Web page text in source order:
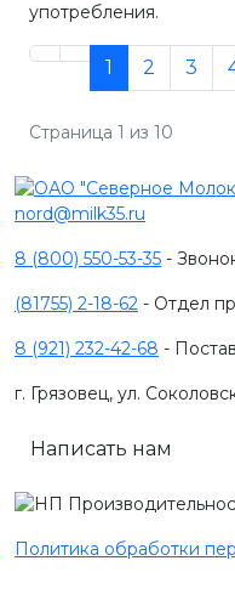
употребления.
1 2 3
Страница 1 из 10
nord@milk35.ru
8 (800) 550-53-35 -
(81755) 2-18-62 - Отдел
8 (921) 232-42-68 -
г. Грязовец, ул.
Написать нам
Политика обработки